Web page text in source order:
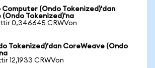
Computer (Ondo Tokenized)'dan
(Ondo Tokenized)'na
0,346645 CRWVon
Tokenized)'dan CoreWeave (Ondo
12,1933 CRWVon